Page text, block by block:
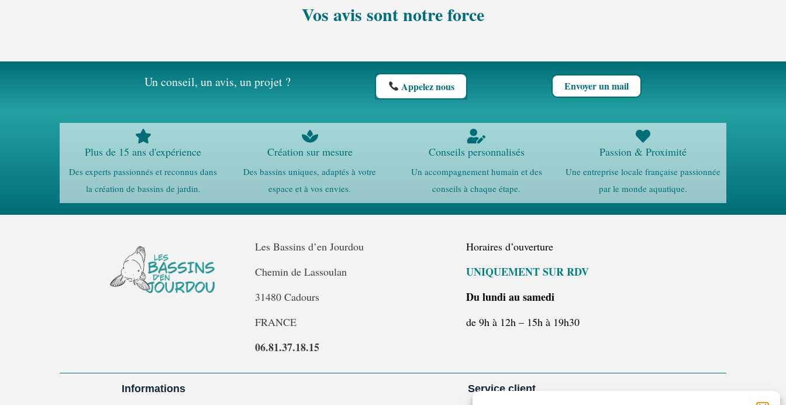
Vos avis sont notre force
Envoyer un mail
Appelez nous
Un conseil, un avis, un projet ?
Plus de 15 ans d'expérience
Des experts passionnés et reconnus dans
la création de bassins de jardin.
Création sur mesure
Des bassins uniques, adaptés à votre
espace et à vos envies.
Conseils personnalisés
Un accompagnement humain et des
conseils à chaque étape.
Passion & Proximité
Une entreprise locale française passionnée
par le monde aquatique.
Les Bassins d’en Jourdou
Chemin de Lassoulan
31480 Cadours
FRANCE
06.81.37.18.15
Horaires d’ouverture
UNIQUEMENT SUR RDV
Du lundi au samedi
de 9h à 12h – 15h à 19h30
Informations Service client